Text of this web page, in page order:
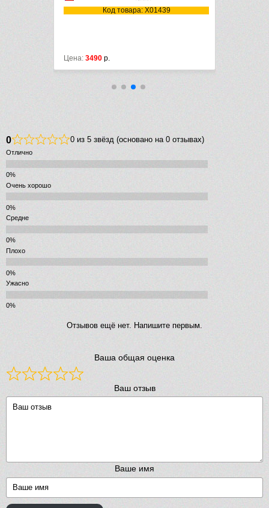
Код товара: X01106
0 0 из 5 звёзд (основано на 0 отзывах)
Отлично
Очень хорошо
Средне
Плохо
Ужасно
Отзывов ещё нет. Напишите первым.
Ваша общая оценка
Ваш отзыв
Ваше имя